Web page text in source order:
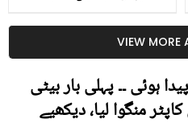
کیوں کھانا چاہیے؟
VIEW MORE
ہوئی ۔۔ پہلی بار بیٹی
منگوا لیا، دیکھیے